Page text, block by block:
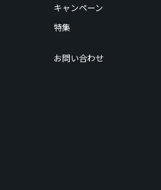
キャンペーン
特集
お問い合わせ